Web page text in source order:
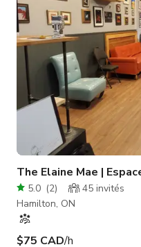
The Elaine Mae |
5.0 (2) 45 invités
Hamilton, ON
$75 CAD/h